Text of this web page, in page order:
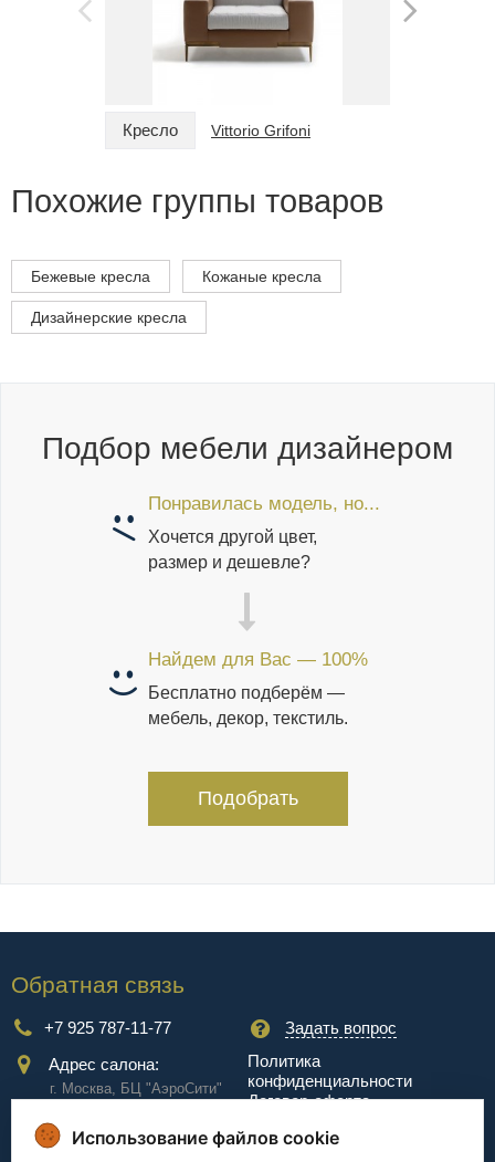
Кресло Vittorio Grifoni
Похожие группы товаров
Бежевые кресла Кожаные кресла
Дизайнерские кресла
Подбор мебели дизайнером
Понравилась модель, но...
Хочется другой цвет,
размер и дешевле?
Найдем для Вас — 100%
Бесплатно подберём —
мебель, декор, текстиль.
Подобрать
Обратная связь
+7 925 787-11-77
Задать вопрос
Адрес салона:
г. Москва, БЦ "АэроCити"
Куркинское ш., стр.2, 17
этаж
Политика
конфиденциальности
Договор-оферта
Использование файлов cookie